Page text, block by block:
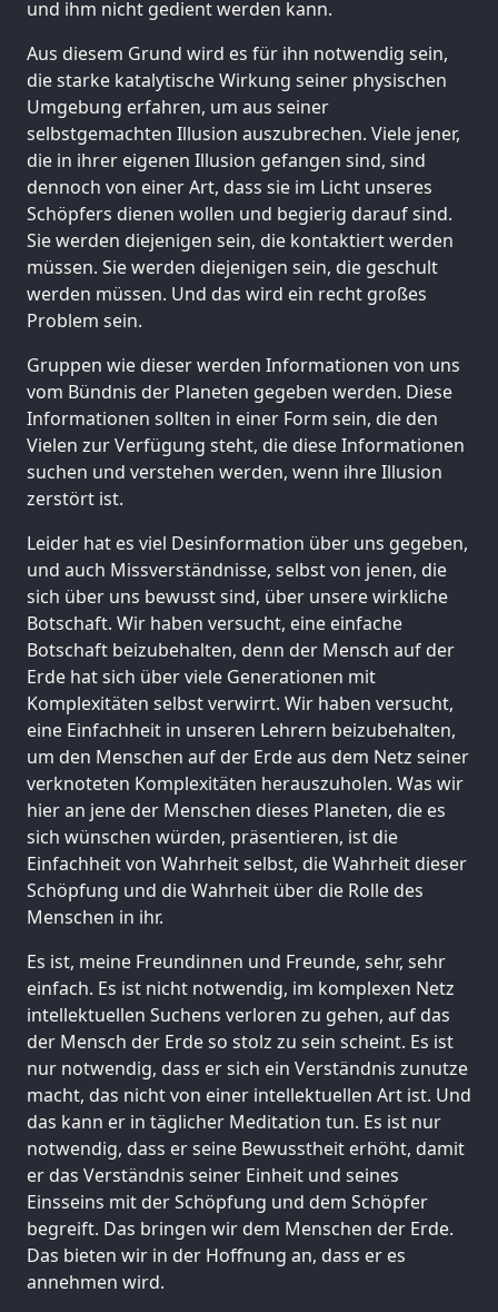
und ihm nicht gedient werden kann.
Aus diesem Grund wird es für ihn notwendig sein,
die starke katalytische Wirkung seiner physischen
Umgebung erfahren, um aus seiner
selbstgemachten Illusion auszubrechen. Viele jener,
die in ihrer eigenen Illusion gefangen sind, sind
dennoch von einer Art, dass sie im Licht unseres
Schöpfers dienen wollen und begierig darauf sind.
Sie werden diejenigen sein, die kontaktiert werden
müssen. Sie werden diejenigen sein, die geschult
werden müssen. Und das wird ein recht großes
Problem sein.
Gruppen wie dieser werden Informationen von uns
vom Bündnis der Planeten gegeben werden. Diese
Informationen sollten in einer Form sein, die den
Vielen zur Verfügung steht, die diese Informationen
suchen und verstehen werden, wenn ihre Illusion
zerstört ist.
Leider hat es viel Desinformation über uns gegeben,
und auch Missverständnisse, selbst von jenen, die
sich über uns bewusst sind, über unsere wirkliche
Botschaft. Wir haben versucht, eine einfache
Botschaft beizubehalten, denn der Mensch auf der
Erde hat sich über viele Generationen mit
Komplexitäten selbst verwirrt. Wir haben versucht,
eine Einfachheit in unseren Lehrern beizubehalten,
um den Menschen auf der Erde aus dem Netz seiner
verknoteten Komplexitäten herauszuholen. Was wir
hier an jene der Menschen dieses Planeten, die es
sich wünschen würden, präsentieren, ist die
Einfachheit von Wahrheit selbst, die Wahrheit dieser
Schöpfung und die Wahrheit über die Rolle des
Menschen in ihr.
Es ist, meine Freundinnen und Freunde, sehr, sehr
einfach. Es ist nicht notwendig, im komplexen Netz
intellektuellen Suchens verloren zu gehen, auf das
der Mensch der Erde so stolz zu sein scheint. Es ist
nur notwendig, dass er sich ein Verständnis zunutze
macht, das nicht von einer intellektuellen Art ist. Und
das kann er in täglicher Meditation tun. Es ist nur
notwendig, dass er seine Bewusstheit erhöht, damit
er das Verständnis seiner Einheit und seines
Einsseins mit der Schöpfung und dem Schöpfer
begreift. Das bringen wir dem Menschen der Erde.
Das bieten wir in der Hoffnung an, dass er es
annehmen wird.